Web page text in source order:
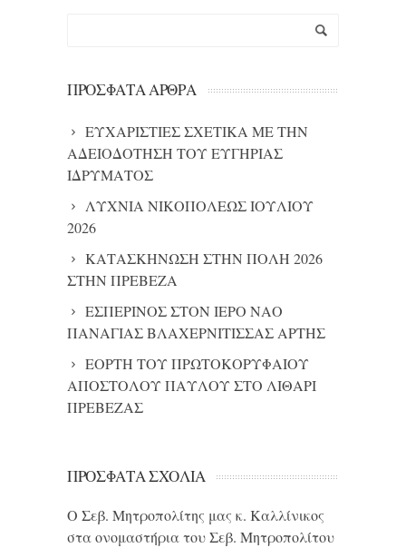
ΠΡΌΣΦΑΤΑ ΆΡΘΡΑ
ΕΥΧΑΡΙΣΤΙΕΣ ΣΧΕΤΙΚΑ ΜΕ ΤΗΝ
ΑΔΕΙΟΔΟΤΗΣΗ ΤΟΥ ΕΥΓΗΡΙΑΣ
ΙΔΡΥΜΑΤΟΣ
ΛΥΧΝΙΑ ΝΙΚΟΠΟΛΕΩΣ ΙΟΥΛΙΟΥ
2026
ΚΑΤΑΣΚΗΝΩΣΗ ΣΤΗΝ ΠΟΛΗ 2026
ΣΤΗΝ ΠΡΕΒΕΖΑ
ΕΣΠΕΡΙΝΟΣ ΣΤΟΝ ΙΕΡΟ ΝΑΟ
ΠΑΝΑΓΙΑΣ ΒΛΑΧΕΡΝΙΤΙΣΣΑΣ ΑΡΤΗΣ
ΕΟΡΤΗ ΤΟΥ ΠΡΩΤΟΚΟΡΥΦΑΙΟΥ
ΑΠΟΣΤΟΛΟΥ ΠΑΥΛΟΥ ΣΤΟ ΛΙΘΑΡΙ
ΠΡΕΒΕΖΑΣ
ΠΡΌΣΦΑΤΑ ΣΧΌΛΙΑ
Ο Σεβ. Μητροπολίτης μας κ. Καλλίνικος
στα ονομαστήρια του Σεβ. Μητροπολίτου